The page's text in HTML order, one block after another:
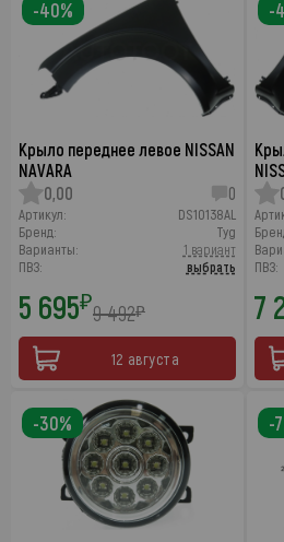
Крыло переднее левое NISSAN
NAVARA
0,00
0
Артикул:
DS10138AL
Бренд:
Tyg
Варианты:
1 вариант
ПВЗ:
выбрать
5 695₽9 492₽
12 августа
-40%
ПВЗ:
7
-
-30% -